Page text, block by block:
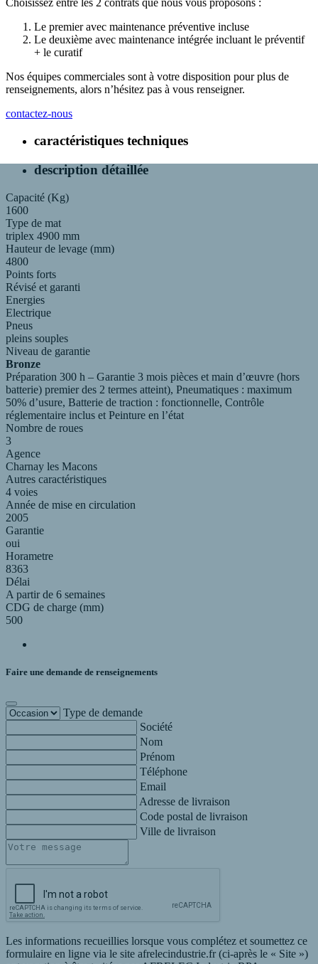
Le premier avec maintenance préventive incluse
Le deuxième avec maintenance intégrée incluant le préventif
+ le curatif
Nos équipes commerciales sont à votre disposition pour plus de
renseignements, alors n’hésitez pas à vous renseigner.
contactez-nous
caractéristiques techniques
description détaillée
Capacité (Kg)
1600
Type de mat
triplex 4900 mm
Hauteur de levage (mm)
4800
Points forts
Révisé et garanti
Energies
Electrique
Pneus
pleins souples
Niveau de garantie
Bronze
Préparation 300 h – Garantie 3 mois pièces et main d’œuvre (hors
batterie) premier des 2 termes atteint), Pneumatiques : maximum
50% d’usure, Batterie de traction : fonctionnelle, Contrôle
réglementaire inclus et Peinture en l’état
Nombre de roues
3
Agence
Charnay les Macons
Autres caractéristiques
4 voies
Année de mise en circulation
2005
Garantie
oui
Horametre
8363
Délai
A partir de 6 semaines
CDG de charge (mm)
500
Faire une demande de renseignements
Type de demande
Société
Nom
Prénom
Téléphone
Email
Adresse de livraison
Code postal de livraison
Ville de livraison
Les informations recueillies lorsque vous complétez et soumettez ce
formulaire en ligne via le site afrelecindustrie.fr (ci-après le « Site »)